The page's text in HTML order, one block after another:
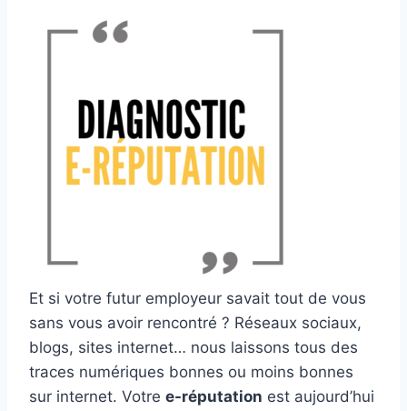
Et si votre futur employeur savait tout de vous
sans vous avoir rencontré ? Réseaux sociaux,
blogs, sites internet… nous laissons tous des
traces numériques bonnes ou moins bonnes
sur internet. Votre e-réputation est aujourd’hui